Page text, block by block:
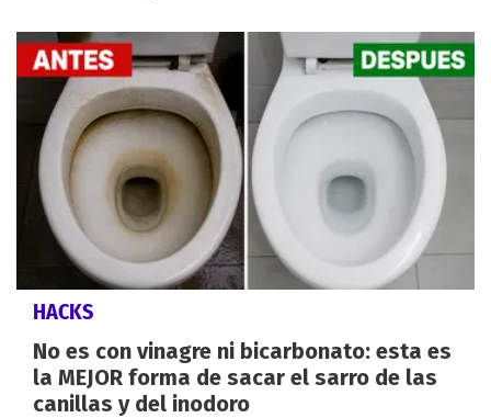
HACKS
No es con vinagre ni bicarbonato: esta es
la MEJOR forma de sacar el sarro de las
canillas y del inodoro